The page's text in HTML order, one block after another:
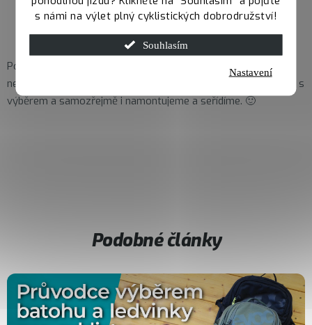
s námi na výlet plný cyklistických dobrodružství!
Souhlasím
Nastavení
Pokud bys i ty chtěl vyladit svůj stroj podobně jako Pavel,
neváhej se za námi zastavit na hradecké prodejně. Pomůžeme s
výběrem a samozřejmě i namontujeme a seřídíme. 🙂
Podobné články